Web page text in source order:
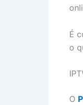
É
o
O